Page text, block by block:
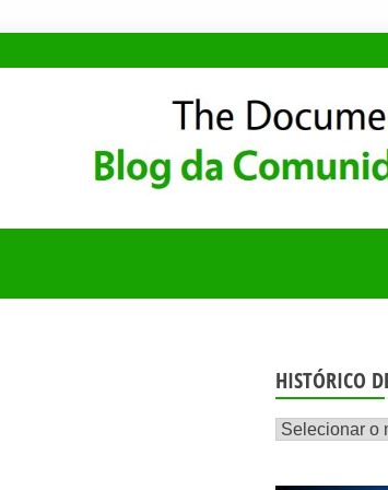
HISTÓRICO
Histórico
postagens